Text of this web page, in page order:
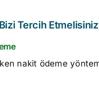
Tercih
nakit ödeme